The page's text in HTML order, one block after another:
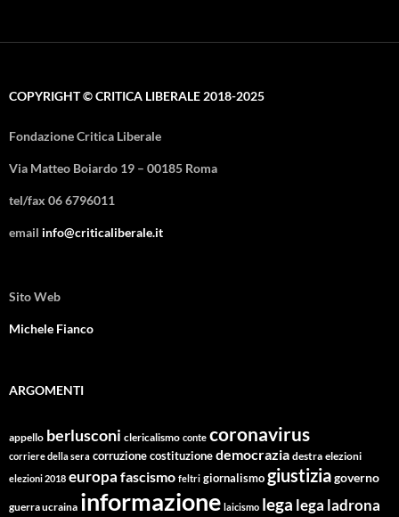
COPYRIGHT © CRITICA LIBERALE 2018-2025
Fondazione Critica Liberale
Via Matteo Boiardo 19 – 00185 Roma
tel/fax 06 6796011
email info@criticaliberale.it
Sito Web
Michele Fianco
ARGOMENTI
appello berlusconi clericalismo conte coronavirus
corriere della sera corruzionecostituzionedemocrazia destra elezioni
elezioni 2018 europa fascismo feltri giornalismogiustiziagoverno
guerra ucraina informazione laicismo lega lega ladrona